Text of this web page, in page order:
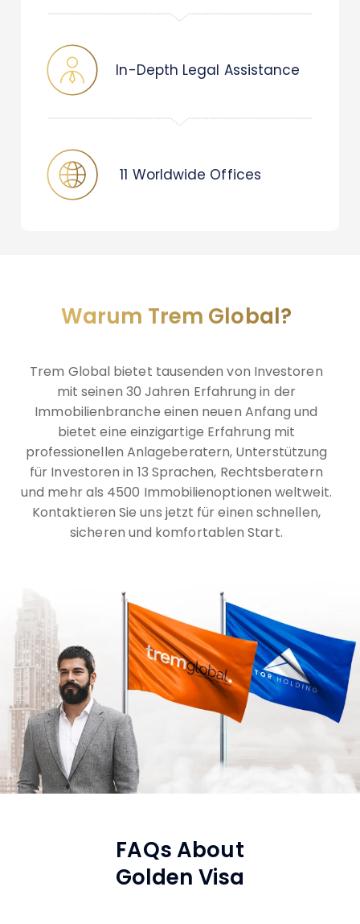
In-Depth Legal Assistance
11 Worldwide Offices
Warum Trem Global?
Trem Global bietet tausenden von Investoren
mit seinen 30 Jahren Erfahrung in der
Immobilienbranche einen neuen Anfang und
bietet eine einzigartige Erfahrung mit
professionellen Anlageberatern, Unterstützung
für Investoren in 13 Sprachen, Rechtsberatern
und mehr als 4500 Immobilienoptionen weltweit.
Kontaktieren Sie uns jetzt für einen schnellen,
sicheren und komfortablen Start.
FAQs About
Golden Visa